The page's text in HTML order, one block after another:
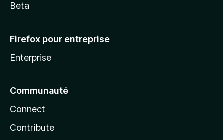
Beta
Firefox pour entreprise
Enterprise
Communauté
Connect
Contribute